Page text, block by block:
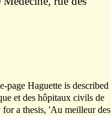
Haguette is described
et des hôpitaux civils de
a thesis, 'Au meilleur des